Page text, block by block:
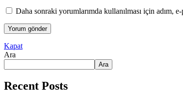
Daha sonraki yorumlarımda kullanılması için adım,
Kapat
Ara
Ara
Recent Posts